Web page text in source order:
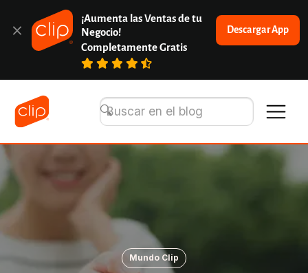
¡Aumenta las Ventas de tu
Negocio!
Completamente Gratis
Descargar App
Mundo Clip